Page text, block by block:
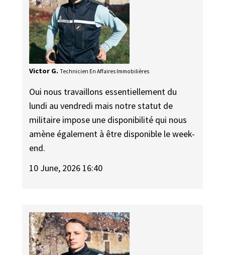
Victor G. Technicien En Affaires Immobilières
Oui nous travaillons essentiellement du
lundi au vendredi mais notre statut de
militaire impose une disponibilité qui nous
amène également à être disponible le week-
end.
10 June, 2026 16:40